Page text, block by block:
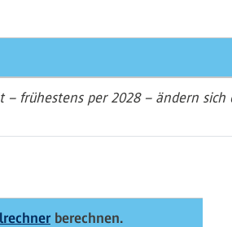
frühestens per 2028 – ändern sich
berechnen.